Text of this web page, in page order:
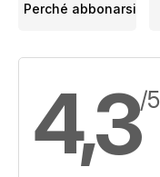
Perché abbonarsi
4,3/5